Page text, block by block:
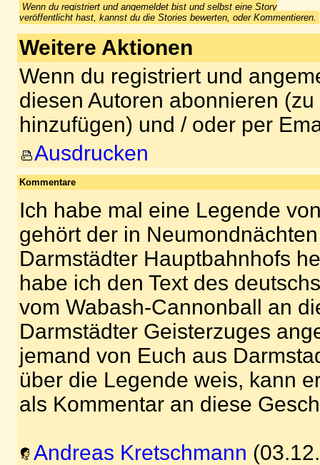
Wenn du registriert und angemeldet bist und selbst eine Story
veröffentlicht hast, kannst du die Stories bewerten, oder Kommentieren.
Weitere Aktionen
Wenn du registriert und
diesen Autoren abonnieren
hinzufügen) und / oder per
Ausdrucken
Kommentare
Ich habe mal eine Legende
gehört der in
Darmstädter Hauptbahnhofs
habe ich den Text des
vom Wabash-Cannonball an
Darmstädter Geisterzuges
jemand von Euch aus
über die Legende weis, kann
als Kommentar an diese
Andreas Kretschmann